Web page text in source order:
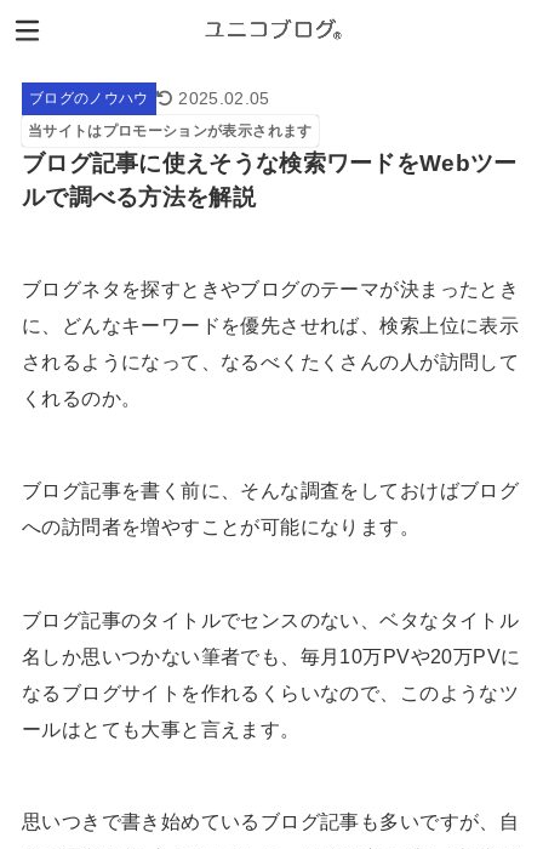
ブログのノウハウ 2025.02.05
当サイトはプロモーションが表示されます
ブログ記事に使えそうな検索ワードをWebツー
ルで調べる方法を解説
ブログネタを探すときやブログのテーマが決まったとき
に、どんなキーワードを優先させれば、検索上位に表示
されるようになって、なるべくたくさんの人が訪問して
くれるのか。
ブログ記事を書く前に、そんな調査をしておけばブログ
への訪問者を増やすことが可能になります。
ブログ記事のタイトルでセンスのない、ベタなタイトル
名しか思いつかない筆者でも、毎月10万PVや20万PVに
なるブログサイトを作れるくらいなので、このようなツ
ールはとても大事と言えます。
思いつきで書き始めているブログ記事も多いですが、自